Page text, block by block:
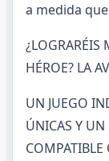
a medida
¿LOGRARÉIS
HÉROE? LA
UN JUEGO
ÚNICAS Y UN
COMPATIBLE